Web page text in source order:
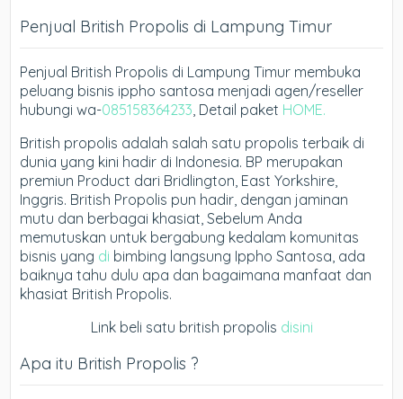
Penjual British Propolis di Lampung Timur
Penjual British Propolis di Lampung Timur membuka
peluang bisnis ippho santosa menjadi agen/reseller
hubungi wa-085158364233, Detail paket HOME.
British propolis adalah salah satu propolis terbaik di
dunia yang kini hadir di Indonesia. BP merupakan
premiun Product dari Bridlington, East Yorkshire,
Inggris. British Propolis pun hadir, dengan jaminan
mutu dan berbagai khasiat, Sebelum Anda
memutuskan untuk bergabung kedalam komunitas
bisnis yang di bimbing langsung Ippho Santosa, ada
baiknya tahu dulu apa dan bagaimana manfaat dan
khasiat British Propolis.
Link beli satu british propolis disini
Apa itu British Propolis ?